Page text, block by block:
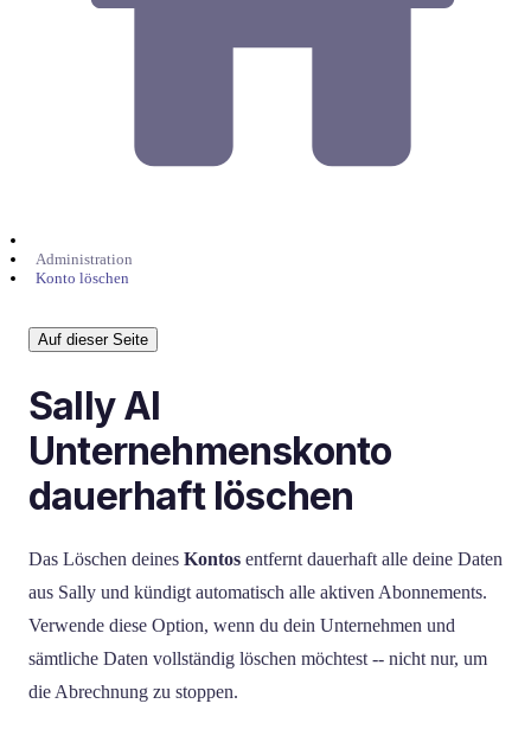
Administration
Konto löschen
Auf dieser Seite
Sally AI
Unternehmenskonto
dauerhaft löschen
Das Löschen deines Kontos entfernt dauerhaft alle deine Daten
aus Sally und kündigt automatisch alle aktiven Abonnements.
Verwende diese Option, wenn du dein Unternehmen und
sämtliche Daten vollständig löschen möchtest -- nicht nur, um
die Abrechnung zu stoppen.